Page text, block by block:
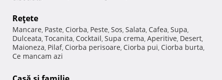
Reţete
Mancare, Paste, Ciorba, Peste, Sos, Salata, Cafea, Supa,
Dulceata, Tocanita, Cocktail, Supa crema, Aperitive, Desert,
Maioneza, Pilaf, Ciorba perisoare, Ciorba pui, Ciorba burta,
Ce mancam azi